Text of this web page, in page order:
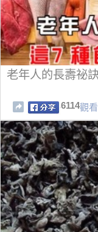
老年人的長壽祕
6114觀看